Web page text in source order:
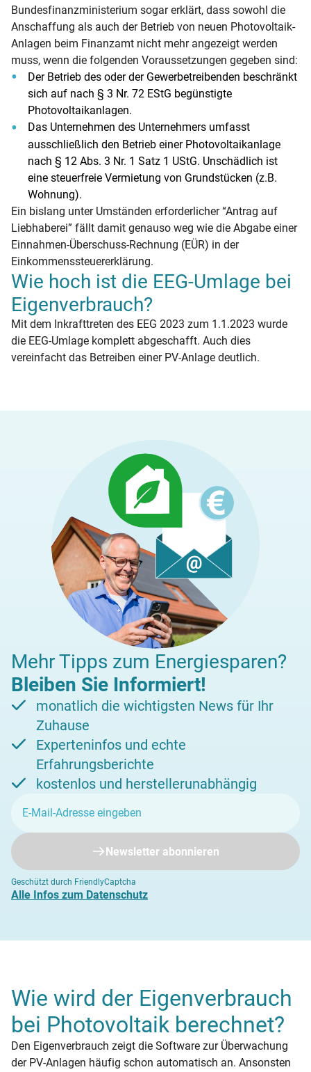
Bundesfinanzministerium sogar erklärt, dass sowohl die
Anschaffung als auch der Betrieb von neuen Photovoltaik-
Anlagen beim Finanzamt nicht mehr angezeigt werden
muss, wenn die folgenden Voraussetzungen gegeben sind:
Der Betrieb des oder der Gewerbetreibenden beschränkt
sich auf nach § 3 Nr. 72 EStG begünstigte
Photovoltaikanlagen.
Das Unternehmen des Unternehmers umfasst
ausschließlich den Betrieb einer Photovoltaikanlage
nach § 12 Abs. 3 Nr. 1 Satz 1 UStG. Unschädlich ist
eine steuerfreie Vermietung von Grundstücken (z.B.
Wohnung).
Ein bislang unter Umständen erforderlicher “Antrag auf
Liebhaberei” fällt damit genauso weg wie die Abgabe einer
Einnahmen-Überschuss-Rechnung (EÜR) in der
Einkommenssteuererklärung.
Wie hoch ist die EEG-Umlage bei
Eigenverbrauch?
Mit dem Inkrafttreten des EEG 2023 zum 1.1.2023 wurde
die EEG-Umlage komplett abgeschafft. Auch dies
vereinfacht das Betreiben einer PV-Anlage deutlich.
Mehr Tipps zum Energiesparen?
Bleiben Sie Informiert!
monatlich die wichtigsten News für Ihr
Zuhause
Experteninfos und echte
Erfahrungsberichte
kostenlos und herstellerunabhängig
Newsletter abonnieren
Geschützt durch FriendlyCaptcha
Alle Infos zum Datenschutz
Wie wird der Eigenverbrauch
bei Photovoltaik berechnet?
Den Eigenverbrauch zeigt die Software zur Überwachung
der PV-Anlagen häufig schon automatisch an. Ansonsten